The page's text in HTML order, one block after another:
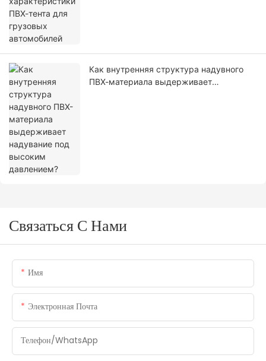
Как внутренняя структура надувного
ПВХ-материала выдерживает
Связаться С Нами
Имя
Электронная Почта
Телефон/WhatsApp